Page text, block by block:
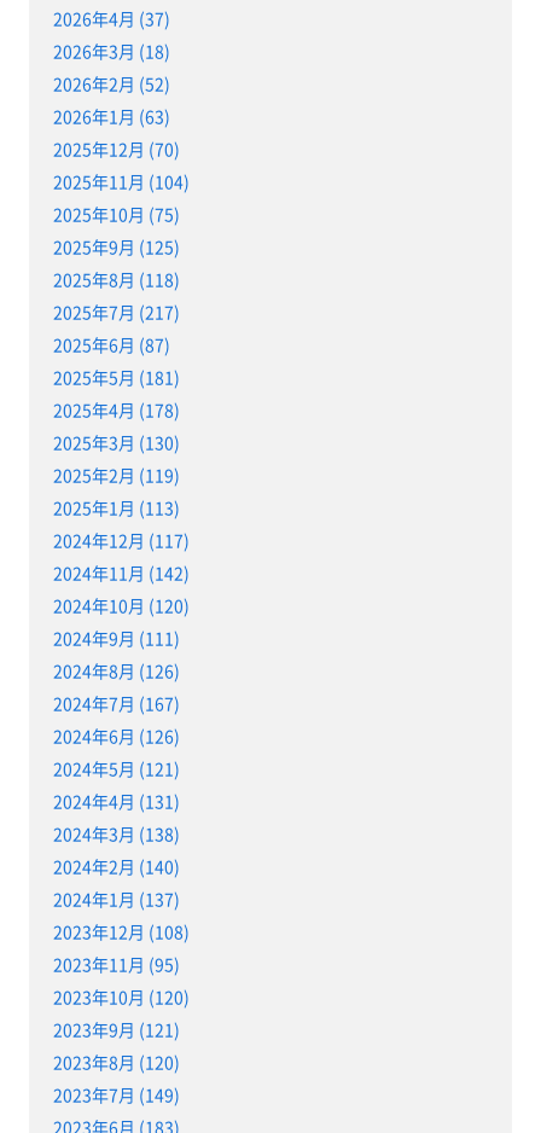
2026年4月 (37)
2026年3月 (18)
2026年2月 (52)
2026年1月 (63)
2025年12月 (70)
2025年11月 (104)
2025年10月 (75)
2025年9月 (125)
2025年8月 (118)
2025年7月 (217)
2025年6月 (87)
2025年5月 (181)
2025年4月 (178)
2025年3月 (130)
2025年2月 (119)
2025年1月 (113)
2024年12月 (117)
2024年11月 (142)
2024年10月 (120)
2024年9月 (111)
2024年8月 (126)
2024年7月 (167)
2024年6月 (126)
2024年5月 (121)
2024年4月 (131)
2024年3月 (138)
2024年2月 (140)
2024年1月 (137)
2023年12月 (108)
2023年11月 (95)
2023年10月 (120)
2023年9月 (121)
2023年8月 (120)
2023年7月 (149)
2023年6月 (183)